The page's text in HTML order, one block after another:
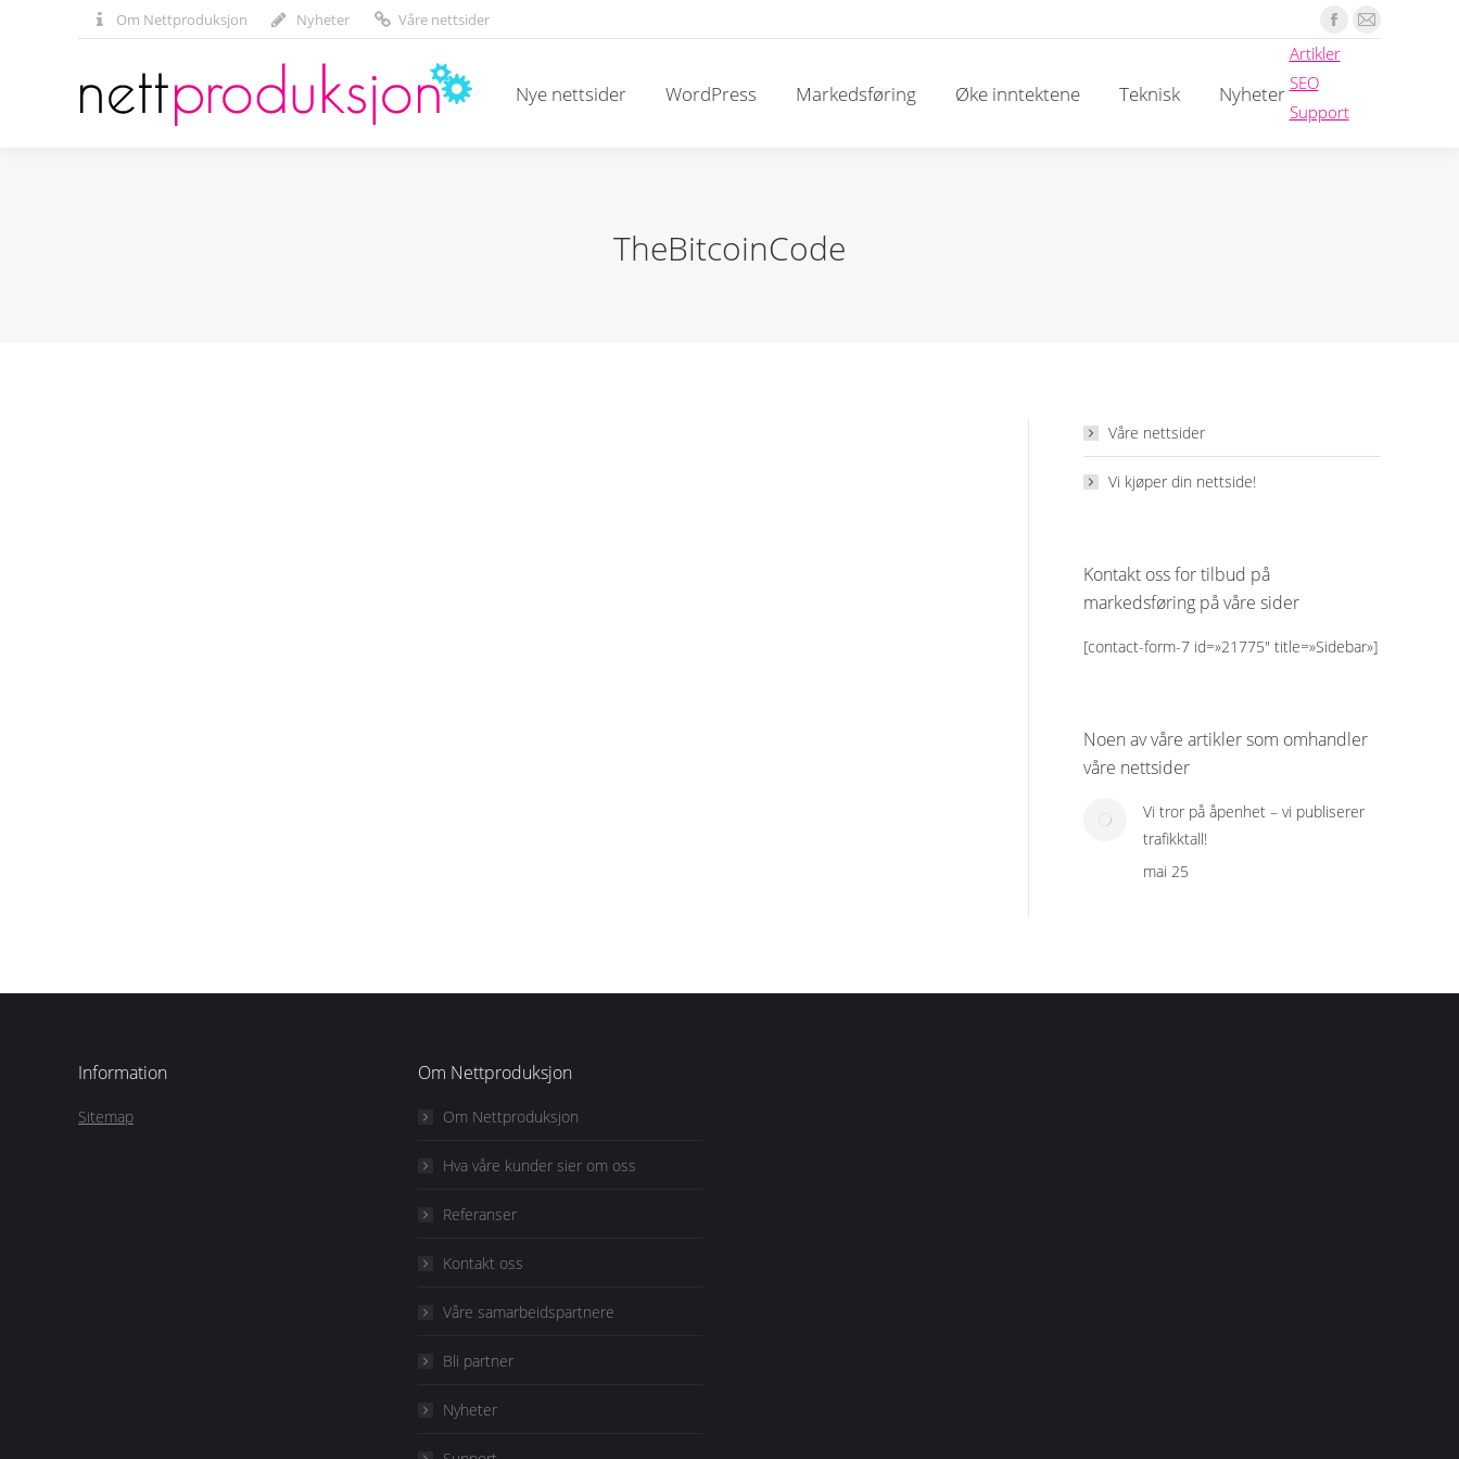
Om Nettproduksjon Nyheter Våre nettsider
Facebook
page
in
Mail
Nye nettsider WordPress Markedsføring Øke inntektene Teknisk Nyheter
Artikler
SEO
Support
TheBitcoinCode
Våre nettsider
Vi kjøper din nettside!
Kontakt oss for tilbud på
markedsføring på våre sider
[contact-form-7 id=»21775″ title=»Sidebar»]
Noen av våre artikler som omhandler
våre nettsider
Vi tror på åpenhet – vi publiserer
trafikktall!
mai 25
Information
Sitemap
Om Nettproduksjon
Om Nettproduksjon
Hva våre kunder sier om oss
Referanser
Kontakt oss
Våre samarbeidspartnere
Bli partner
Nyheter